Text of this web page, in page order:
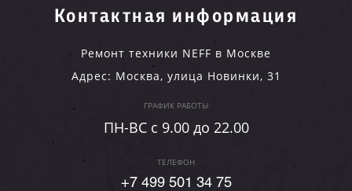
Контактная информация
Ремонт техники NEFF в Москве
Адрес: Москва, улица Новинки, 31
ГРАФИК РАБОТЫ
ПН-ВC c 9.00 до 22.00
ТЕЛЕФОН
+7 499 501 34 75